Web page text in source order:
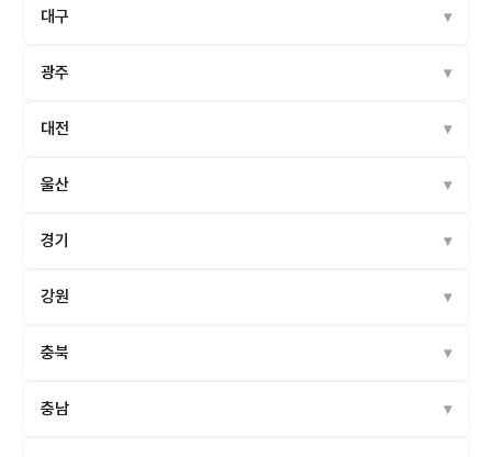
대구
광주
대전
울산
경기
강원
충북
충남